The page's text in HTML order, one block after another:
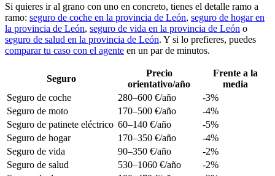
Si quieres ir al grano con uno en concreto, tienes el detalle ramo a
ramo: seguro de coche en la provincia de León, seguro de hogar en
la provincia de León, seguro de vida en la provincia de León o
seguro de salud en la provincia de León. Y si lo prefieres, puedes
comparar tu caso con el agente en un par de minutos.
Seguro
Precio
orientativo/año
Frente a la
media
Seguro de coche
280–600 €/año
-3%
Seguro de moto
170–500 €/año
-4%
Seguro de patinete eléctrico 60–140 €/año
-5%
Seguro de hogar
170–350 €/año
-4%
Seguro de vida
90–350 €/año
-2%
Seguro de salud
530–1060 €/año
-2%